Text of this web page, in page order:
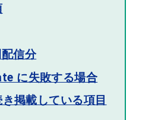
信分
に失敗する場合
掲載している項目